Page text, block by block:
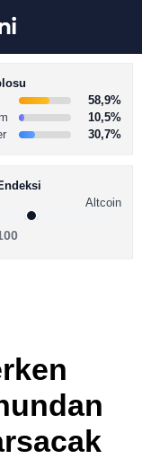
TikTok
58,9%
10,5%
30,7%
Altcoin